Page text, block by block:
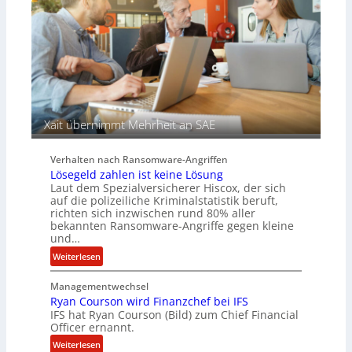
u
f
d
e
r
S
p
u
r
A
g
e
n
c
y
a
r
b
i
t
e
n
z
s
a
m
e
n
Xait übernimmt Mehrheit an SAE
Verhalten nach Ransomware-Angriffen
Lösegeld zahlen ist keine Lösung
Laut dem Spezialversicherer Hiscox, der sich
auf die polizeiliche Kriminalstatistik beruft,
richten sich inzwischen rund 80% aller
bekannten Ransomware-Angriffe gegen kleine
und…
Weiterlesen:
L
ö
s
e
g
e
Managementwechsel
Ryan Courson wird Finanzchef bei IFS
IFS hat Ryan Courson (Bild) zum Chief Financial
Officer ernannt.
Weiterlesen: